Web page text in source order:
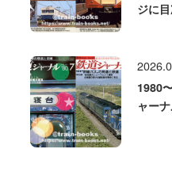
ジに
1980
ャー